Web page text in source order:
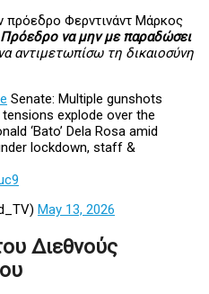
πρόεδρο Φερντινάντ Μάρκος
να μην με παραδώσει
αντιμετωπίσω τη δικαιοσύνη
Senate: Multiple gunshots
explode over the
‘Bato’ Dela Rosa amid
lockdown, staff &
May 13, 2026
Διεθνούς